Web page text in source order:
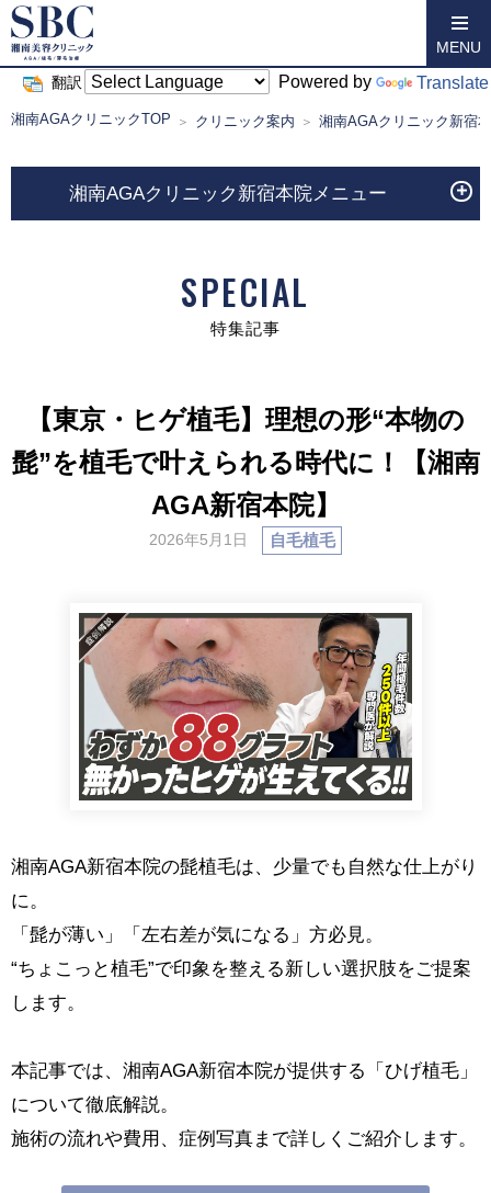
翻訳 Powered by Translate
MENU
湘南AGAクリニックTOP クリニック案内 湘南AGAクリニック新宿
湘南AGAクリニック新宿本院メニュー
SPECIAL
特集記事
【東京・ヒゲ植毛】理想の形“本物の
髭”を植毛で叶えられる時代に！【湘南
AGA新宿本院】
2026年5月1日 自毛植毛
湘南AGA新宿本院の髭植毛は、少量でも自然な仕上がり
に。
「髭が薄い」「左右差が気になる」方必見。
“ちょこっと植毛”で印象を整える新しい選択肢をご提案
します。
本記事では、湘南AGA新宿本院が提供する「ひげ植毛」
について徹底解説。
施術の流れや費用、症例写真まで詳しくご紹介します。